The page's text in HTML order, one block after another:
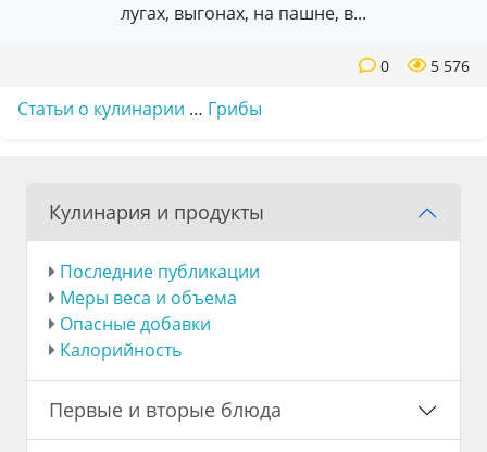
лугах, выгонах, на пашне, в...
5 576
0
Статьи о кулинарии … Грибы
Кулинария и продукты
Последние публикации
Меры веса и объема
Опасные добавки
Калорийность
Первые и вторые блюда